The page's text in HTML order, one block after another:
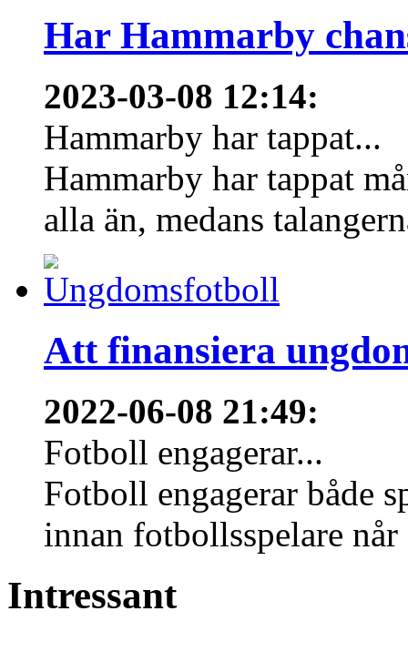
Har Hammarby
2023-03-08 12:14:
Hammarby har tappat...
Hammarby har tappat
alla än, medans
Att finansiera
2022-06-08 21:49:
Fotboll engagerar...
Fotboll engagerar både
innan fotbollsspelare
Intressant